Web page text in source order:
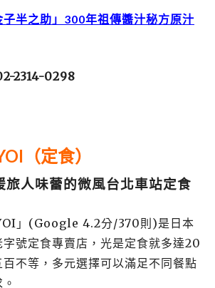
子半之助」300年祖傳醬汁秘方原汁
2314-0298
（定食）
旅人味蕾的微風台北車站定食
」(Google 4.2分/370則)是日本
號定食專賣店，光是定食就多達20
不等，多元選擇可以滿足不同餐點